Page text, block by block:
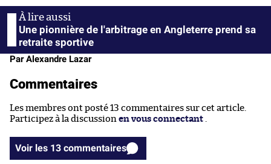
Une pionnière de l'arbitrage en Angleterre prend sa
retraite sportive
Par Alexandre Lazar
Commentaires
Les membres ont posté 13 commentaires sur cet article.
Participez à la discussion en vous connectant .
Voir les 13 commentaires